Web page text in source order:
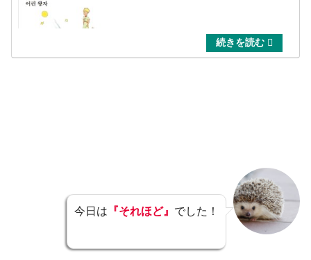
今日は 『それほど』 でした！